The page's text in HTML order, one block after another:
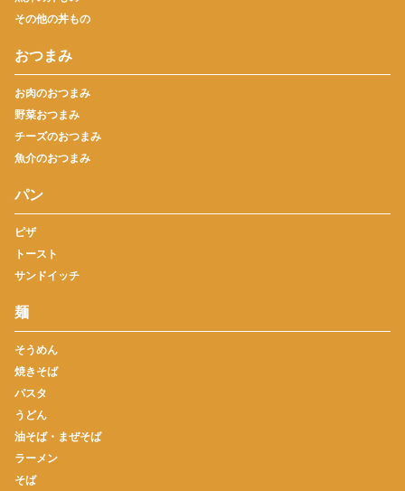
その他の丼もの
おつまみ
お肉のおつまみ
野菜おつまみ
チーズのおつまみ
魚介のおつまみ
パン
ピザ
トースト
サンドイッチ
麺
そうめん
焼きそば
パスタ
うどん
油そば・まぜそば
ラーメン
そば